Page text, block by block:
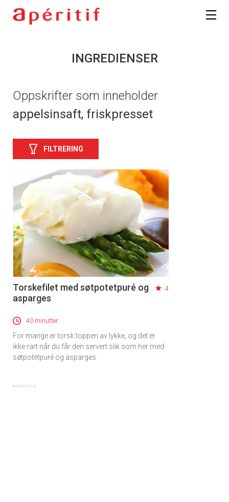
INGREDIENSER
Oppskrifter som inneholder
appelsinsaft, friskpresset
FILTRERING
Torskefilet med søtpotetpuré og
asparges
4
40 minutter
For mange er torsk toppen av lykke, og det er
ikke rart når du får den servert slik som her med
søtpotetpuré og asparges.